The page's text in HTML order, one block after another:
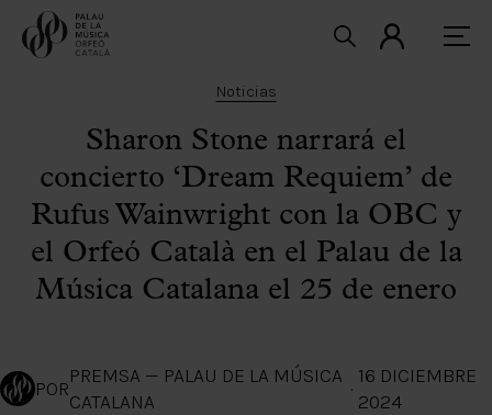
Noticias
Sharon Stone narrará el
concierto ‘Dream Requiem’ de
Rufus Wainwright con la OBC y
el Orfeó Català en el Palau de la
Música Catalana el 25 de enero
POR
PREMSA — PALAU DE LA MÚSICA
CATALANA
·
16 DICIEMBRE
2024